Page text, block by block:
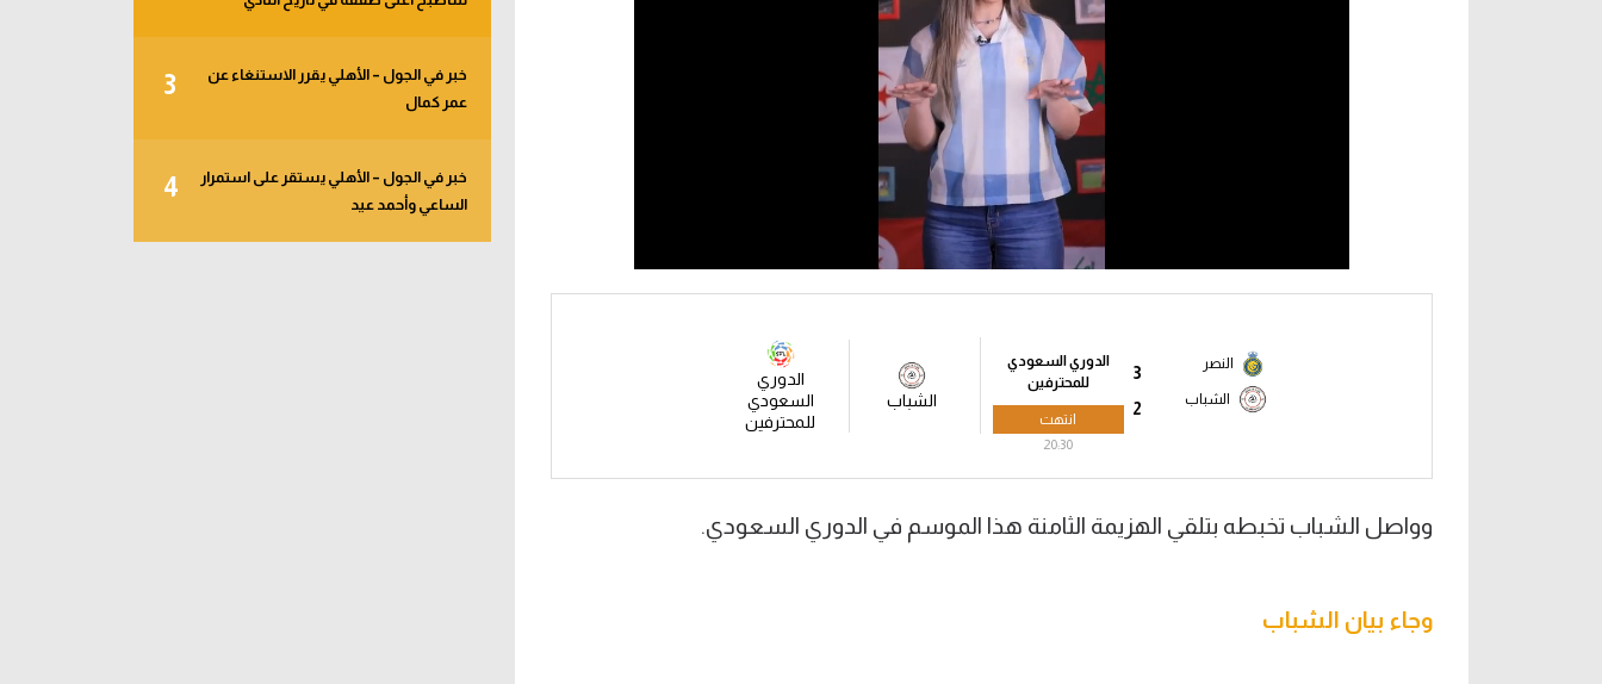
3
النصر
2
الشباب
الدوري السعودي
للمحترفين
انتهت
20:30
الشباب
الدوري
السعودي
للمحترفين
وواصل الشباب تخبطه بتلقي الهزيمة الثامنة هذا الموسم في الدوري السعودي.
وجاء بيان الشباب
3
خبر في الجول – الأهلي يقرر الاستنغاء عن
عمر كمال
4
خبر في الجول – الأهلي يستقر على استمرار
الساعي وأحمد عيد